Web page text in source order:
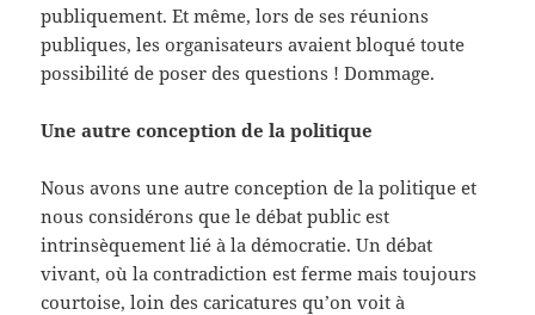
publiquement. Et même, lors de ses réunions
publiques, les organisateurs avaient bloqué toute
possibilité de poser des questions ! Dommage.
Une autre conception de la politique
Nous avons une autre conception de la politique et
nous considérons que le débat public est
intrinsèquement lié à la démocratie. Un débat
vivant, où la contradiction est ferme mais toujours
courtoise, loin des caricatures qu’on voit à